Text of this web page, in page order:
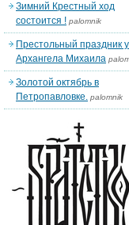
Зимний Крестный ход
состоится ! palomnik
Престольный праздник у
Архангела Михаила
Золотой октябрь в
Петропавловке. palomnik